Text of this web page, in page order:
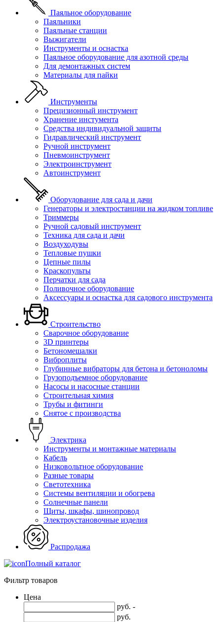
Паяльное оборудование
Паяльники
Паяльные станции
Выжигатели
Инструменты и оснастка
Паяльное оборудование для азотной среды
Для демонтажных систем
Материалы для пайки
Инструменты
Прецизионный инструмент
Хранение инстумента
Средства индивидуальной защиты
Гидравлический инструмент
Ручной инструмент
Пневмоинструмент
Электроинструмент
Автоинструмент
Оборудование для сада и дачи
Генераторы и электростанции на жидком топливе
Триммеры
Ручной садовый инструмент
Техника для сада и дачи
Воздуходувы
Тепловые пушки
Цепные пилы
Краскопульты
Перчатки для сада
Поливочное оборудование
Аксессуары и оснастка для садового инструмента
Строительство
Сварочное оборудование
3D принтеры
Бетономешалки
Виброплиты
Глубинные вибраторы для бетона и бетоноломы
Грузоподъемное оборудование
Насосы и насосные станции
Строительная химия
Трубы и фитинги
Снятое с производства
Электрика
Инструменты и монтажные материалы
Кабель
Низковольтное оборудование
Разные товары
Светотехника
Системы вентиляции и обогрева
Солнечные панели
Щиты, шкафы, шинопровод
Электроустановочные изделия
Распродажа
Полный каталог
Фильтр товаров
Цена
руб. -
руб.